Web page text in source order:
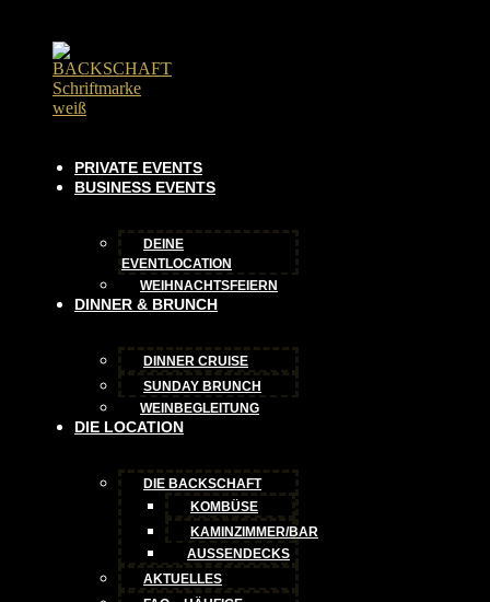
PRIVATE EVENTS
BUSINESS EVENTS
DEINE
EVENTLOCATION
WEIHNACHTSFEIERN
DINNER & BRUNCH
DINNER CRUISE
SUNDAY BRUNCH
WEINBEGLEITUNG
DIE LOCATION
DIE BACKSCHAFT
KOMBÜSE
KAMINZIMMER/BAR
AUSSENDECKS
AKTUELLES